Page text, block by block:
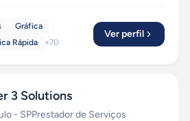
Gráfica
Rápida +70
Ver perfil
3 Solutions
- SPPrestador de Serviços